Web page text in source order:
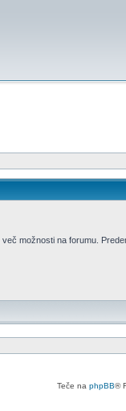
možnosti na forumu.
Teče na phpBB®